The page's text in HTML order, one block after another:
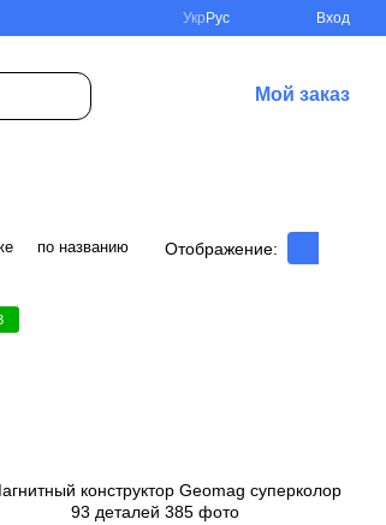
Укр Рус Вход
Мой заказ
по названию Отображение: